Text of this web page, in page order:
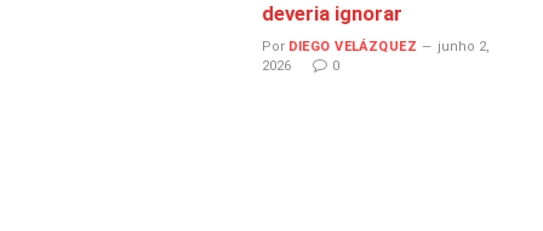
deveria ignorar
Por DIEGO VELÁZQUEZ
junho 2,
2026
0